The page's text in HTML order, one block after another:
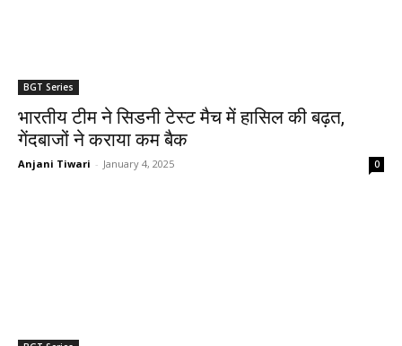
BGT Series
भारतीय टीम ने सिडनी टेस्ट मैच में हासिल की बढ़त,
गेंदबाजों ने कराया कम बैक
Anjani Tiwari - January 4, 2025 0